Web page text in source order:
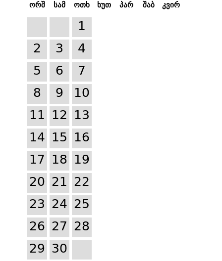
ორშ სამ ოთხ ხუთ პარ შაბ კვირ
1
2
3
4
5
6
7
8
9
10
11 12 13
14 15 16
17 18 19
20 21 22
23 24 25
26 27 28
29 30